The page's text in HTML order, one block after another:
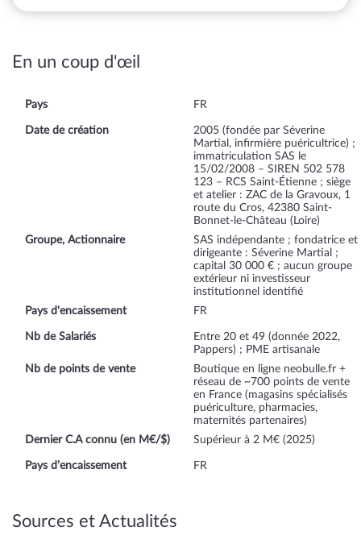
En un coup d'œil
Pays FR
Date de création
2005 (fondée par Séverine
Martial, infirmière puéricultrice) ;
immatriculation SAS le
15/02/2008 – SIREN 502 578
123 – RCS Saint-Étienne ; siège
et atelier : ZAC de la Gravoux, 1
route du Cros, 42380 Saint-
Bonnet-le-Château (Loire)
Groupe, Actionnaire
SAS indépendante ; fondatrice et
dirigeante : Séverine Martial ;
capital 30 000 € ; aucun groupe
extérieur ni investisseur
institutionnel identifié
Pays d'encaissement
FR
Nb de Salariés
Entre 20 et 49 (donnée 2022,
Pappers) ; PME artisanale
Nb de points de vente
Boutique en ligne neobulle.fr +
réseau de ~700 points de vente
en France (magasins spécialisés
puériculture, pharmacies,
maternités partenaires)
Dernier C.A connu (en M€/$)
Supérieur à 2 M€ (2025)
Pays d’encaissement FR
Sources et Actualités